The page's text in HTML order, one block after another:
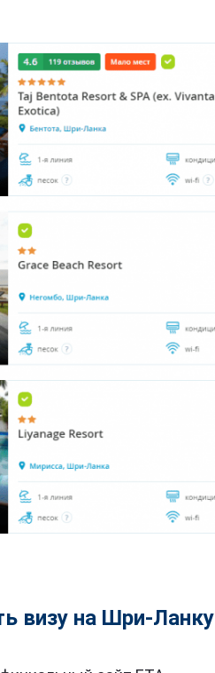
визу на Шри-Ланку